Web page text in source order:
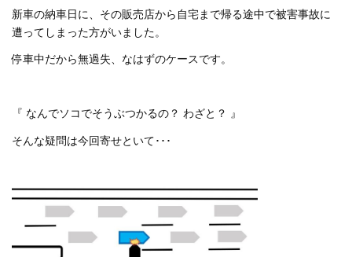
新車の納車日に、その販売店から自宅まで帰る途中で被害事故に
遭ってしまった方がいました。
停車中だから無過失、なはずのケースです。
『 なんでソコでそうぶつかるの？ わざと？ 』
そんな疑問は今回寄せといて･･･